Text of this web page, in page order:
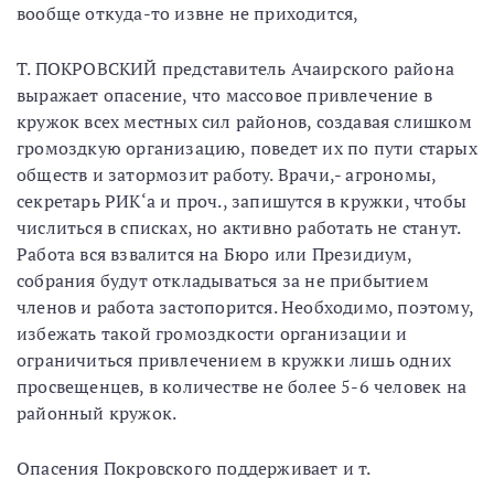
вообще откуда-то извне не приходится,
Т. ПОКРОВСКИЙ представитель Ачаирского района
выражает опасение, что массовое привлечение в
кружок всех местных сил районов, создавая слишком
громоздкую организацию, поведет их по пути старых
обществ и затормозит работу. Врачи,- агрономы,
секретарь РИК‘а и проч., запишутся в кружки, чтобы
числиться в списках, но активно работать не станут.
Работа вся взвалится на Бюро или Президиум,
собрания будут откладываться за не прибытием
членов и работа застопорится. Необходимо, поэтому,
избежать такой громоздкости организации и
ограничиться привлечением в кружки лишь одних
просвещенцев, в количестве не более 5-6 человек на
районный кружок.
Опасения Покровского поддерживает и т.